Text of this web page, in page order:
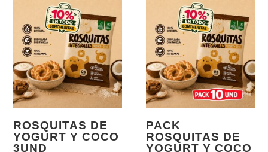
era:
S/25.00.S/22.50.
era:
S/12.00.S/
¡Oferta!
ROSQUITAS DE
YOGURT Y COCO
3UND
¡Oferta!
PACK
ROSQUITAS DE
YOGURT Y COCO